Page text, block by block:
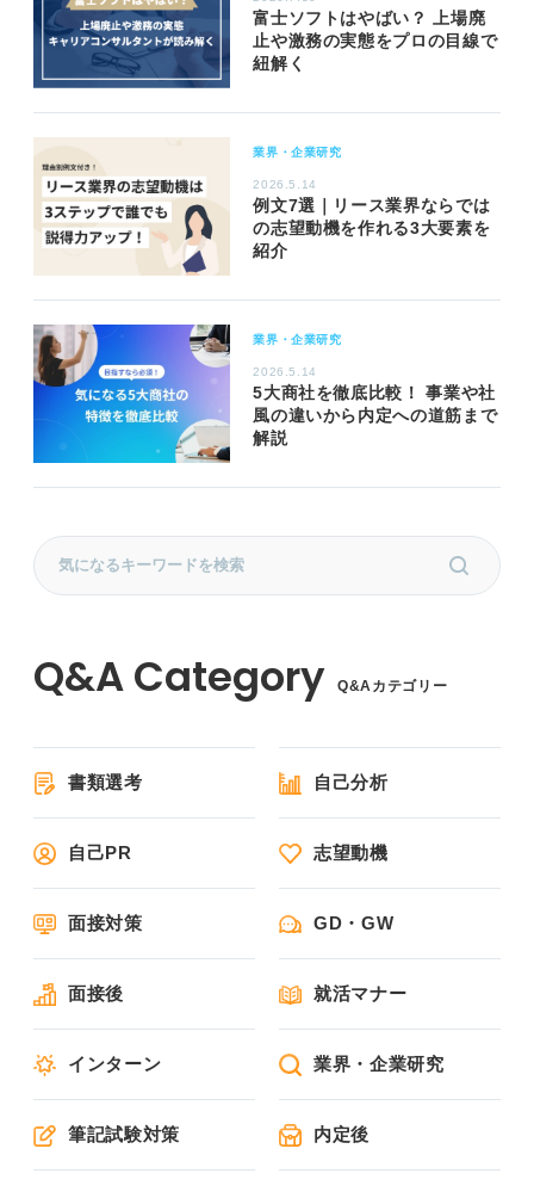
富士ソフトはやばい？ 上場廃
止や激務の実態をプロの目線で
紐解く
業界・企業研究
2026.5.14
例文7選｜リース業界ならでは
の志望動機を作れる3大要素を
紹介
業界・企業研究
2026.5.14
5大商社を徹底比較！ 事業や社
風の違いから内定への道筋まで
解説
Q&Aカテゴリー
書類選考 自己分析
自己PR 志望動機
面接対策 GD・GW
面接後 就活マナー
インターン 業界・企業研究
筆記試験対策 内定後